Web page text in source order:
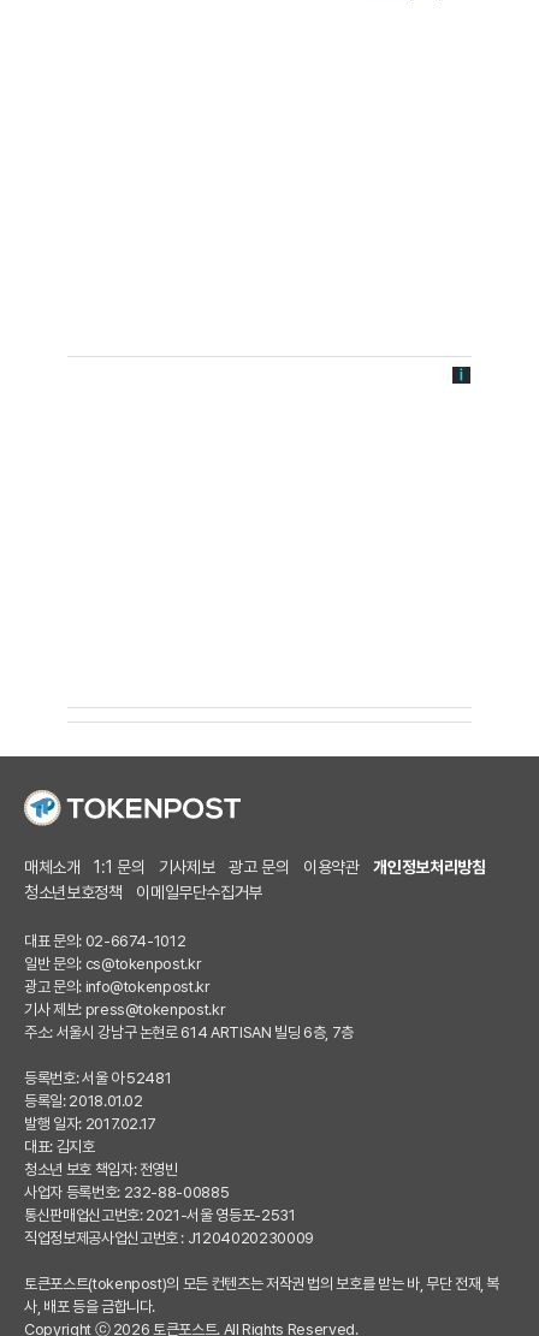
매체소개 1:1 문의 기사제보 광고 문의 이용약관
개인정보처리방침
청소년보호정책
이메일무단수집거부
대표 문의: 02-6674-1012
일반 문의: cs@tokenpost.kr
광고 문의: info@tokenpost.kr
기사 제보: press@tokenpost.kr
주소: 서울시 강남구 논현로 614 ARTISAN 빌딩 6층, 7층
등록번호: 서울 아 52481
등록일: 2018.01.02
발행 일자: 2017.02.17
대표: 김지호
청소년 보호 책임자: 전영빈
사업자 등록번호: 232-88-00885
통신판매업신고번호: 2021-서울 영등포-2531
직업정보제공사업신고번호 : J1204020230009
토큰포스트(tokenpost)의 모든 컨텐츠는 저작권 법의 보호를 받는 바, 무단 전재, 복
사, 배포 등을 금합니다.
Copyright ⓒ 2026 토큰포스트. All Rights Reserved.